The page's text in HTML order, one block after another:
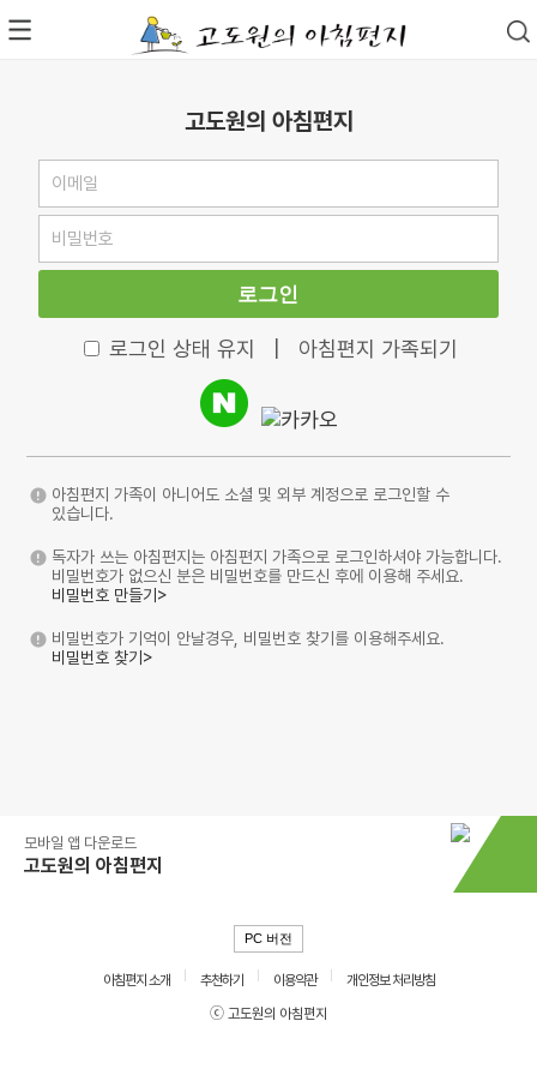
고도원의 아침편지
로그인
로그인 상태 유지 아침편지 가족되기
아침편지 가족이 아니어도 소셜 및 외부 계정으로 로그인할 수
있습니다.
독자가 쓰는 아침편지는 아침편지 가족으로 로그인하셔야 가능합니다.
비밀번호가 없으신 분은 비밀번호를 만드신 후에 이용해 주세요.
비밀번호 만들기>
비밀번호가 기억이 안날경우, 비밀번호 찾기를 이용해주세요.
비밀번호 찾기>
모바일 앱 다운로드
고도원의 아침편지
PC 버전
아침편지 소개 추천하기 이용약관
개인정보 처리방침
ⓒ 고도원의 아침편지